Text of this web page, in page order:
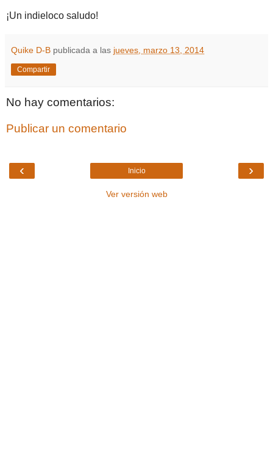
¡Un indieloco saludo!
Quike D-B publicada a las jueves, marzo 13, 2014
Compartir
No hay comentarios:
Publicar un comentario
‹ ›
Inicio
Ver versión web